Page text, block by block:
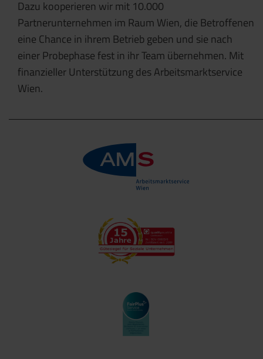
Dazu kooperieren wir mit 10.000
Partnerunternehmen im Raum Wien, die Betroffenen
eine Chance in ihrem Betrieb geben und sie nach
einer Probephase fest in ihr Team übernehmen. Mit
finanzieller Unterstützung des Arbeitsmarktservice
Wien.